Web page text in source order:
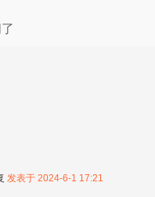
发表于 2024-6-1 17:21